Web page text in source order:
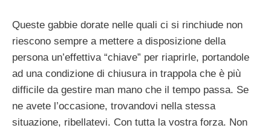
Queste gabbie dorate nelle quali ci si rinchiude non
riescono sempre a mettere a disposizione della
persona un’effettiva “chiave” per riaprirle, portandole
ad una condizione di chiusura in trappola che è più
difficile da gestire man mano che il tempo passa. Se
ne avete l’occasione, trovandovi nella stessa
situazione, ribellatevi. Con tutta la vostra forza. Non